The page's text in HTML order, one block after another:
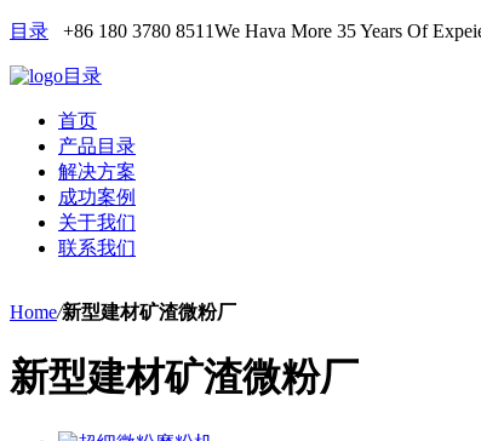
目录 +86 180 3780 8511We Hava More 35 Years Of
目录
首页
产品目录
解决方案
成功案例
关于我们
联系我们
Home/新型建材矿渣微粉厂
新型建材矿渣微粉厂